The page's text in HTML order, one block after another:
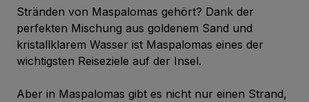
Stränden von Maspalomas gehört? Dank der
perfekten Mischung aus goldenem Sand und
kristallklarem Wasser ist Maspalomas eines der
wichtigsten Reiseziele auf der Insel.
Aber in Maspalomas gibt es nicht nur einen Strand,